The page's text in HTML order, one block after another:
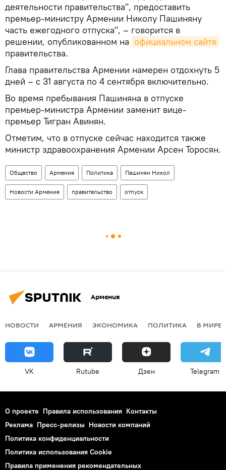
деятельности правительства", предоставить
премьер-министру Армении Николу Пашиняну
часть ежегодного отпуска", – говорится в
решении, опубликованном на официальном сайте
правительства.
Глава правительства Армении намерен отдохнуть 5
дней – с 31 августа по 4 сентября включительно.
Во время пребывания Пашиняна в отпуске
премьер-министра Армении заменит вице-
премьер Тигран Авинян.
Отметим, что в отпуске сейчас находится также
министр здравоохранения Армении Арсен Торосян.
Общество Армения Политика Пашинян Никол
Новости Армения правительство отпуск
Армения
НОВОСТИ АРМЕНИЯ ЭКОНОМИКА ПОЛИТИКА В МИРЕ
VK Rutube Дзен Telegram
О проекте Правила использования Контакты
Реклама Пресс-релизы Новости компаний
Политика конфиденциальности
Политика использования Cookie
Правила применения рекомендательных